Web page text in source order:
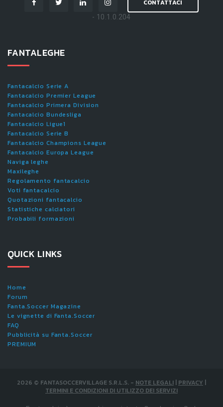
CONTATTACI
- 10.1.0.204
FANTALEGHE
Fantacalcio Serie A
Fantacalcio Premier League
Fantacalcio Primera Division
Fantacalcio Bundesliga
Fantacalcio Ligue1
Fantacalcio Serie B
Fantacalcio Champions League
Fantacalcio Europa League
Naviga leghe
Maxileghe
Regolamento fantacalcio
Voti fantacalcio
Quotazioni fantacalcio
Statistiche calciatori
Probabili formazioni
QUICK LINKS
Home
Forum
Fanta.Soccer Magazine
Le vignette di Fanta.Soccer
FAQ
Pubblicità su Fanta.Soccer
PREMIUM
2026 © FANTASOCCERVILLAGE S.R.L.S. - NOTE LEGALI | PRIVACY |
TERMINI E CONDIZIONI DI UTILIZZO DEI SERVIZI